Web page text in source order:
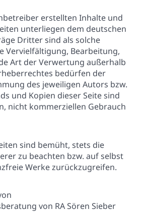
erstellten Inhalte und
unterliegen dem deutschen
Dritter sind als solche
Vervielfältigung, Bearbeitung,
Art der Verwertung außerhalb
bedürfen der
des jeweiligen Autors bzw.
und Kopien dieser Seite sind
nicht kommerziellen Gebrauch
sind bemüht, stets die
zu beachten bzw. auf selbst
Werke zurückzugreifen.
von RA Sören Sieber